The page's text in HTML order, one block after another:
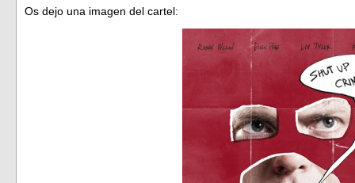
Os dejo una imagen del cartel: